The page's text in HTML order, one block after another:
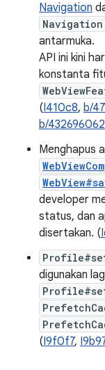
Navigation
Navigation
antarmuka.
API ini kini
konstanta
(I410c8, b/
b/432696062
Menghapus
developer
status, dan
disertakan. (
digunakan
(I9f0f7,